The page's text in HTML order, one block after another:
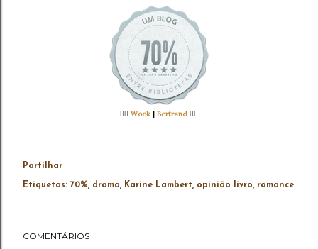
👉🏻 Wook | Bertrand 👈🏻
Partilhar
Etiquetas: 70% drama Karine Lambert opinião livro romance
COMENTÁRIOS